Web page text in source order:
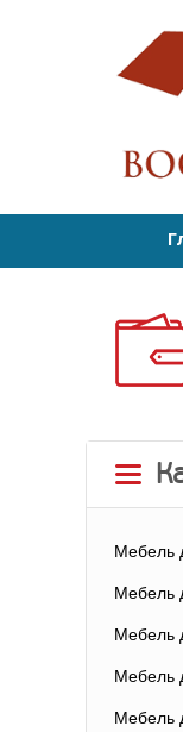
Мебель
Мебель
Мебель
Мебель
Мебель